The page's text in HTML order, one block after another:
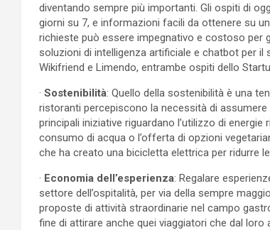
diventando sempre più importanti. Gli ospiti di
giorni su 7, e informazioni facili da ottenere su
richieste può essere impegnativo e costoso per
soluzioni di intelligenza artificiale e chatbot per
Wikifriend e Limendo, entrambe ospiti dello
· Sostenibilità: Quello della sostenibilità è una
ristoranti percepiscono la necessità di
principali iniziative riguardano l’utilizzo di
consumo di acqua o l’offerta di opzioni
che ha creato una bicicletta elettrica per ridurre
· Economia dell’esperienza: Regalare
settore dell’ospitalità, per via della sempre
proposte di attività straordinarie nel campo
fine di attirare anche quei viaggiatori che dal